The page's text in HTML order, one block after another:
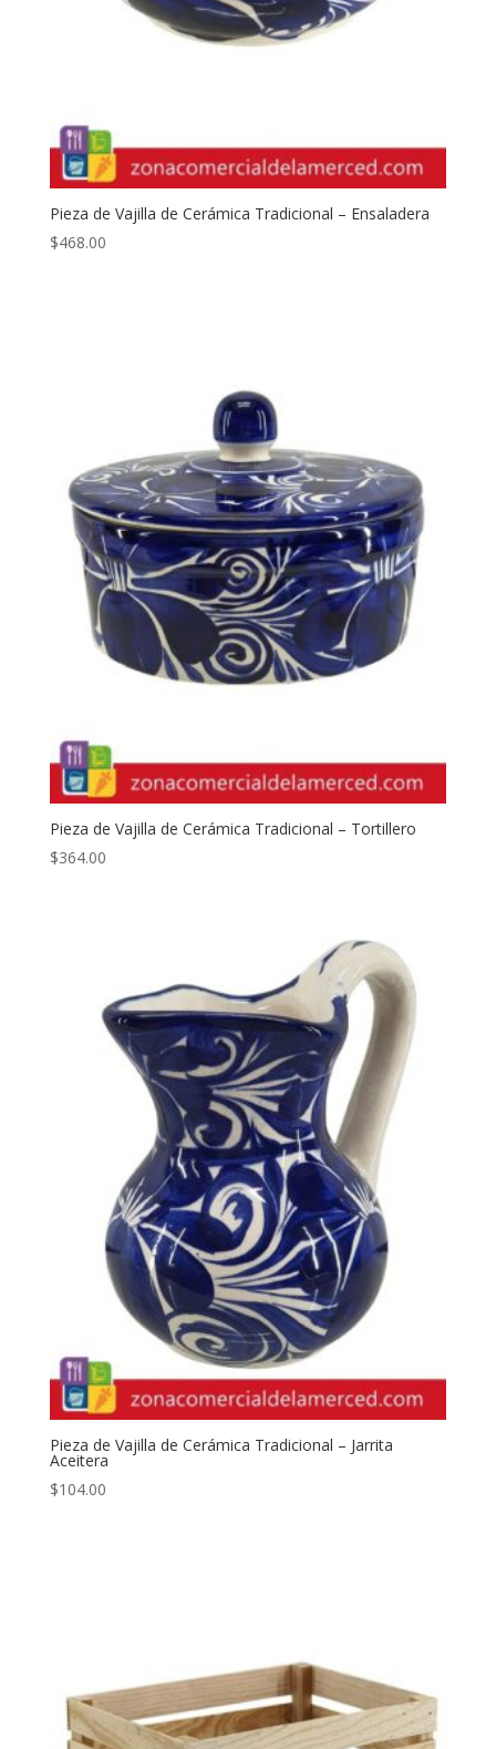
Pieza de Vajilla de Cerámica Tradicional – Ensaladera
$468.00
Pieza de Vajilla de Cerámica Tradicional – Tortillero
$364.00
Pieza de Vajilla de Cerámica Tradicional – Jarrita
Aceitera
$104.00